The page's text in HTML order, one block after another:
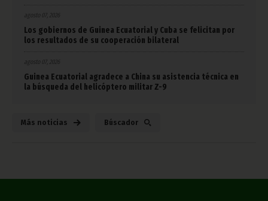
agosto 07, 2026
Los gobiernos de Guinea Ecuatorial y Cuba se felicitan por
los resultados de su cooperación bilateral
agosto 07, 2026
Guinea Ecuatorial agradece a China su asistencia técnica en
la búsqueda del helicóptero militar Z-9
Más noticias Búscador